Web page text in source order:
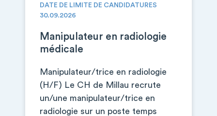
DATE DE LIMITE DE CANDIDATURES
30.09.2026
Manipulateur en radiologie
médicale
Manipulateur/trice en radiologie
(H/F) Le CH de Millau recrute
un/une manipulateur/trice en
radiologie sur un poste temps